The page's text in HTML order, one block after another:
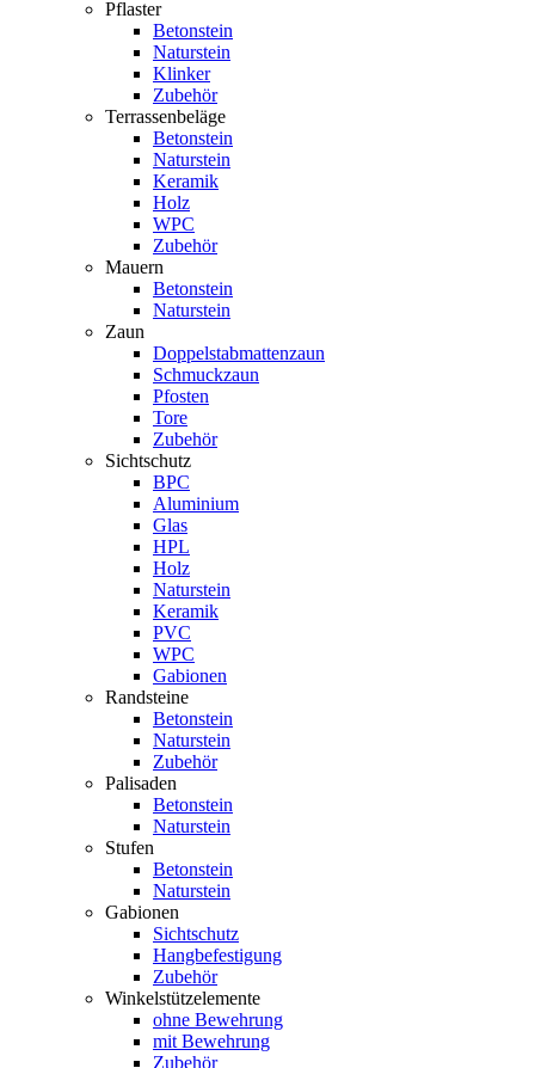
Pflaster
Betonstein
Naturstein
Klinker
Zubehör
Terrassenbeläge
Betonstein
Naturstein
Keramik
Holz
WPC
Zubehör
Mauern
Betonstein
Naturstein
Zaun
Doppelstabmattenzaun
Schmuckzaun
Pfosten
Tore
Zubehör
Sichtschutz
BPC
Aluminium
Glas
HPL
Holz
Naturstein
Keramik
PVC
WPC
Gabionen
Randsteine
Betonstein
Naturstein
Zubehör
Palisaden
Betonstein
Naturstein
Stufen
Betonstein
Naturstein
Gabionen
Sichtschutz
Hangbefestigung
Zubehör
Winkelstützelemente
ohne Bewehrung
mit Bewehrung
Zubehör